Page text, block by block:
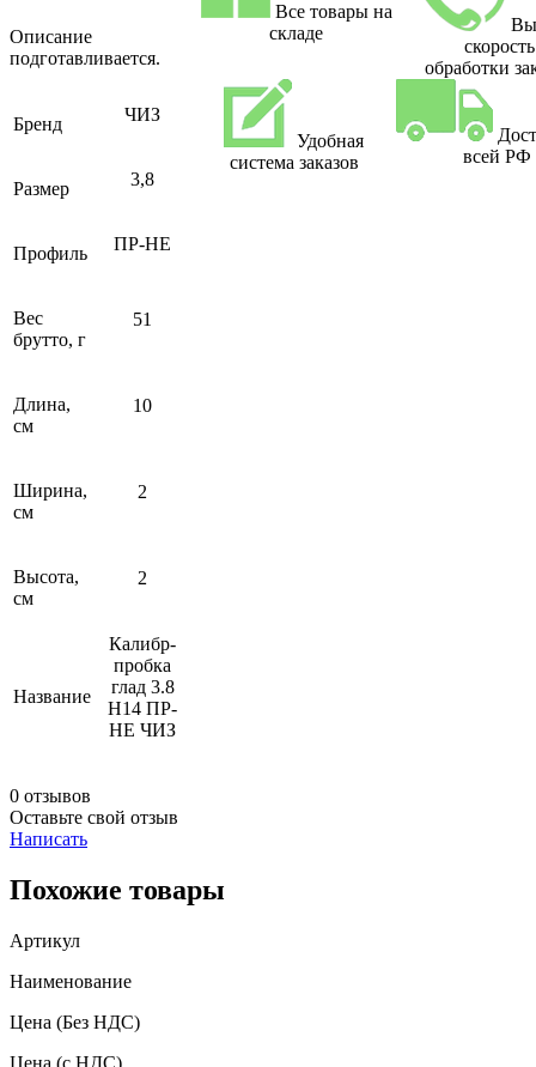
Описание
подготавливается.
Бренд ЧИЗ
Размер 3,8
Профиль ПР-НЕ
Вес
брутто, г
51
Длина,
см
10
Ширина,
см
2
Высота,
см
2
Название
Калибр-
пробка
глад 3.8
Н14 ПР-
НЕ ЧИЗ
0 отзывов
Оставьте свой отзыв
Написать
Все товары на
складе
скорость
обработки
Удобная
система заказов
всей РФ
Похожие товары
Артикул
Наименование
Цена (Без НДС)